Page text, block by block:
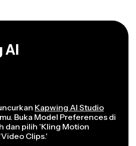
AI
Kapwing AI Studio
Buka Model Preferences di
dan pilih 'Kling Motion
Clips.'